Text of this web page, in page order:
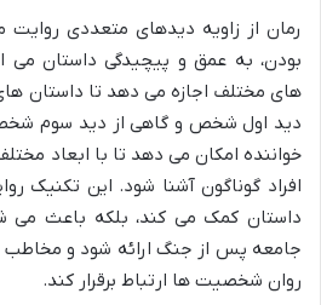
رمان از زاویه دیدهای متعددی
بودن، به عمق و پیچیدگی داستان
های مختلف اجازه می دهد تا داستان های
دید اول شخص و گاهی از دید سوم شخص.
خواننده امکان می دهد تا با ابعاد
افراد گوناگون آشنا شود. این تکنیک
داستان کمک می کند، بلکه باعث می
جامعه پس از جنگ ارائه شود و مخاطب
روان شخصیت ها ارتباط برقرار کند.